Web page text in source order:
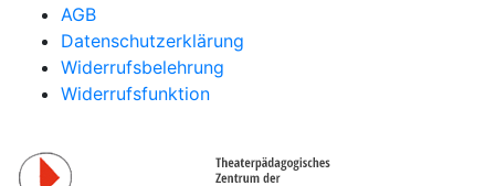
AGB
Datenschutzerklärung
Widerrufsbelehrung
Widerrufsfunktion